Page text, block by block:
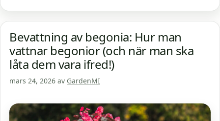
Bevattning av begonia: Hur man
vattnar begonior (och när man ska
låta dem vara ifred!)
mars 24, 2026 av GardenMI